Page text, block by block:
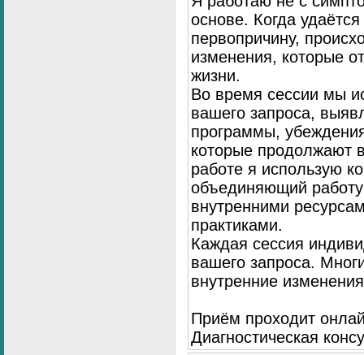
основе. Когда
первопричину,
изменения, которые
жизни.
Во время сессии мы
вашего запроса,
программы,
которые продолжают
работе я использую
объединяющий
внутренними
практиками.
Каждая сессия
вашего запроса.
внутренние
Приём проходит
Диагностическая